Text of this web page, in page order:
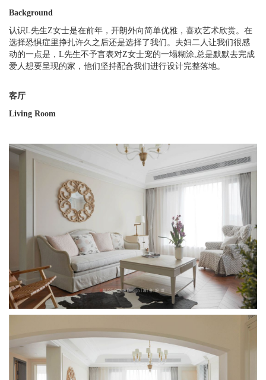
Background
认识L先生Z女士是在前年，开朗外向简单优雅，喜欢艺术欣赏。在
选择恐惧症里挣扎许久之后还是选择了我们。夫妇二人让我们很感
动的一点是，L先生不予言表对Z女士宠的一塌糊涂,总是默默去完成
爱人想要呈现的家，他们坚持配合我们进行设计完整落地。
客厅
Living Room